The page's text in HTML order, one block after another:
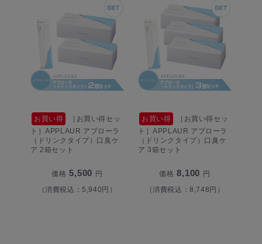
お買い得
［お買い得セッ
ト］APPLAUR アプローラ
（ドリンクタイプ）口臭ケ
ア 2箱セット
価格 5,500 円
（消費税込：5,940円）
お買い得
［お買い得セッ
ト］APPLAUR アプローラ
（ドリンクタイプ）口臭ケ
ア 3箱セット
価格 8,100 円
（消費税込：8,748円）